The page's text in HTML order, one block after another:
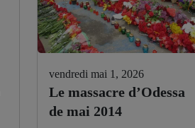
vendredi mai 1, 2026
Le massacre d’Odessa
de mai 2014